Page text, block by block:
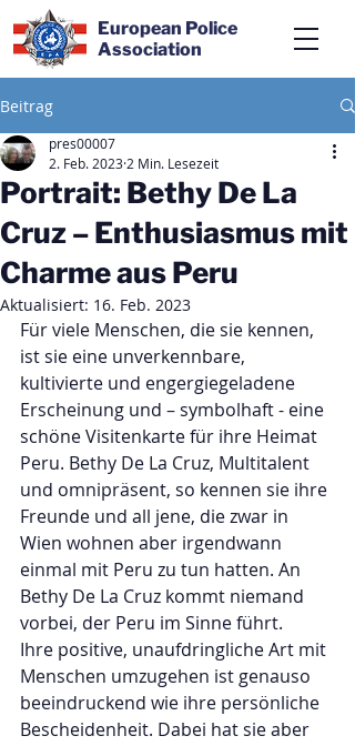
European Police
Association
Beitrag
Portrait: Bethy De La
Cruz – Enthusiasmus mit
Charme aus Peru
pres00007
2. Feb. 2023 2 Min. Lesezeit
Aktualisiert: 16. Feb. 2023
Für viele Menschen, die sie kennen,
ist sie eine unverkennbare,
kultivierte und engergiegeladene
Erscheinung und – symbolhaft - eine
schöne Visitenkarte für ihre Heimat
Peru. Bethy De La Cruz, Multitalent
und omnipräsent, so kennen sie ihre
Freunde und all jene, die zwar in
Wien wohnen aber irgendwann
einmal mit Peru zu tun hatten. An
Bethy De La Cruz kommt niemand
vorbei, der Peru im Sinne führt.
Ihre positive, unaufdringliche Art mit
Menschen umzugehen ist genauso
beeindruckend wie ihre persönliche
Bescheidenheit. Dabei hat sie aber